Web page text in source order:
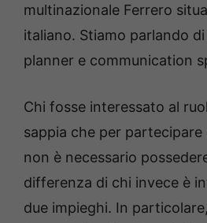
multinazionale Ferrero
italiano. Stiamo parlando
planner e communication
Chi fosse interessato al
sappia che per partecipare
non è necessario
differenza di chi invece è
due impieghi. In